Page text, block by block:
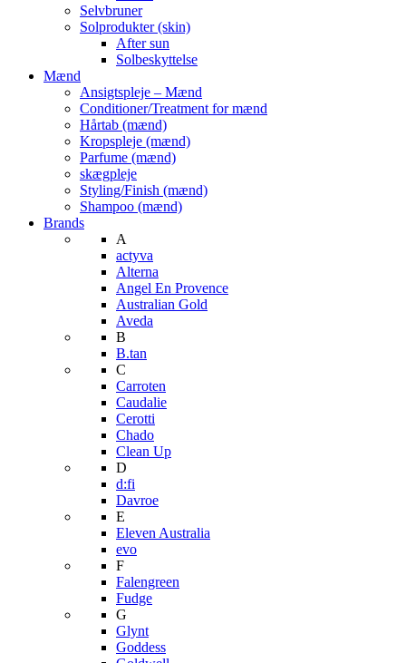
Selvbruner
Solprodukter (skin)
After sun
Solbeskyttelse
Mænd
Ansigtspleje – Mænd
Conditioner/Treatment for mænd
Hårtab (mænd)
Kropspleje (mænd)
Parfume (mænd)
skægpleje
Styling/Finish (mænd)
Shampoo (mænd)
Brands
A
actyva
Alterna
Angel En Provence
Australian Gold
Aveda
B
B.tan
C
Carroten
Caudalie
Cerotti
Chado
Clean Up
D
d:fi
Davroe
E
Eleven Australia
evo
F
Falengreen
Fudge
G
Glynt
Goddess